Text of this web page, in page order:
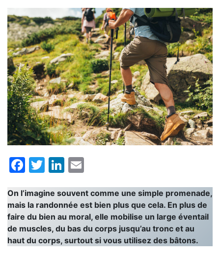
Facebook
TwitterLinkedIn
On l’imagine souvent comme une simple promenade,
mais la randonnée est bien plus que cela. En plus de
faire du bien au moral, elle mobilise un large éventail
de muscles, du bas du corps jusqu’au tronc et au
haut du corps, surtout si vous utilisez des bâtons.